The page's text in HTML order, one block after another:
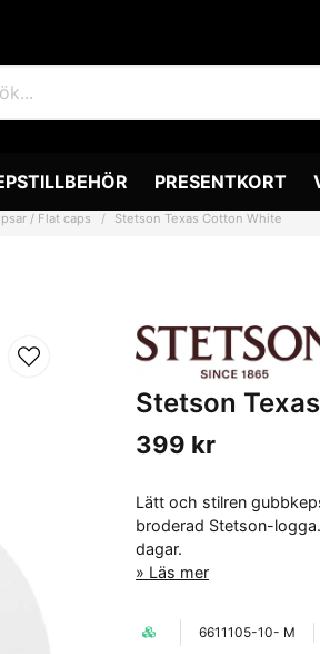
PRESENTKORT
/ Flat caps Stetson Texas Cotton White
Stetson
399 kr
Lätt och stilren
broderad Stetson-
dagar.
Läs mer
6611105-10- M